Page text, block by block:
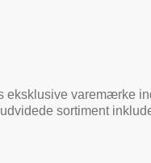
eksklusive varemærke
sortiment